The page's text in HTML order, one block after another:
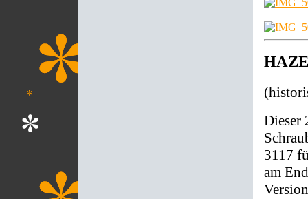
Dieser
3117
am